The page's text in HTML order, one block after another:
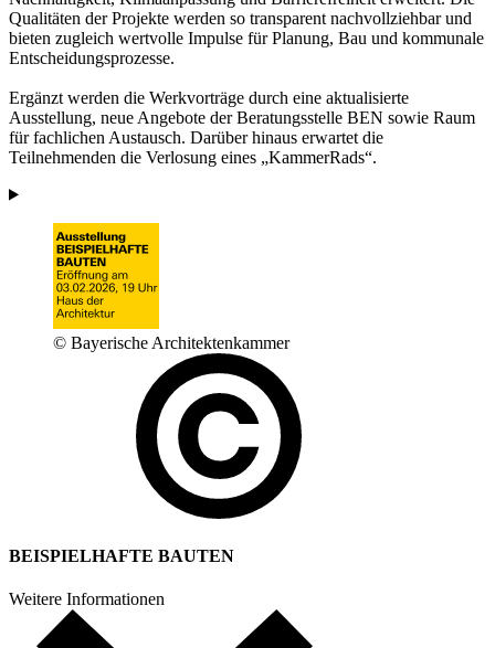
Qualitäten der Projekte werden so transparent nachvollziehbar und
bieten zugleich wertvolle Impulse für Planung, Bau und kommunale
Entscheidungsprozesse.
Ergänzt werden die Werkvorträge durch eine aktualisierte
Ausstellung, neue Angebote der Beratungsstelle BEN sowie Raum
für fachlichen Austausch. Darüber hinaus erwartet die
Teilnehmenden die Verlosung eines „KammerRads“.
© Bayerische Architektenkammer
BEISPIELHAFTE BAUTEN
Weitere Informationen